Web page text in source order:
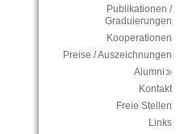
Publikationen /
Graduierungen
Kooperationen
Preise / Auszeichnungen
Alumni
Kontakt
Freie Stellen
Links